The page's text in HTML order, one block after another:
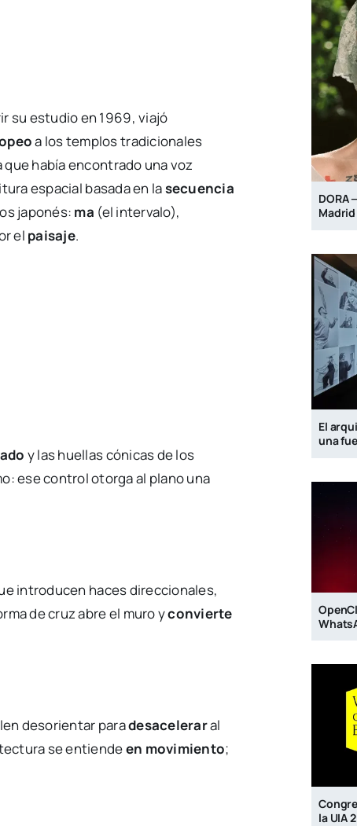
su estudio en 1969, viajó
a los templos tradicionales
había encontrado una voz
espacial basada en lasecuencia
japonés: ma (el intervalo),
el paisaje.
y las huellas cónicas de los
ese control otorga al plano una
introducen haces direccionales,
de cruz abre el muro yconvierte
desorientar paradesaceleraral
se entiendeen movimiento;
DORA
Madrid
El
una
la UIA